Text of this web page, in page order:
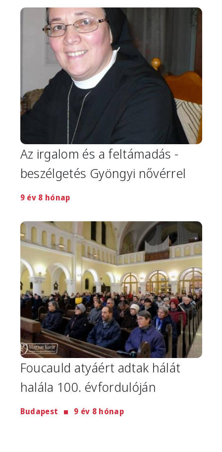
Image
Az irgalom és a feltámadás -
beszélgetés Gyöngyi nővérrel
9 év 8 hónap
Image
Foucauld atyáért adtak hálát
halála 100. évfordulóján
Budapest 9 év 8 hónap